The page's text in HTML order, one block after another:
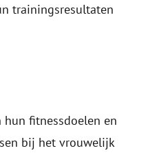
trainingsresultaten
fitnessdoelen en
bij het vrouwelijk